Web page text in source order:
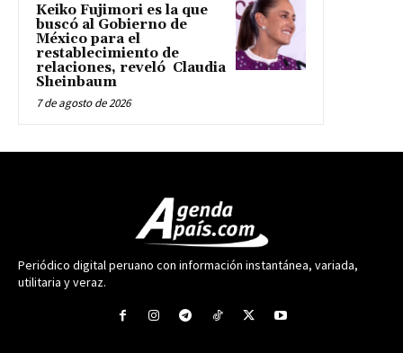
Keiko Fujimori es la que
buscó al Gobierno de
México para el
restablecimiento de
relaciones, reveló Claudia
Sheinbaum
7 de agosto de 2026
Periódico digital peruano con información instantánea, variada,
utilitaria y veraz.